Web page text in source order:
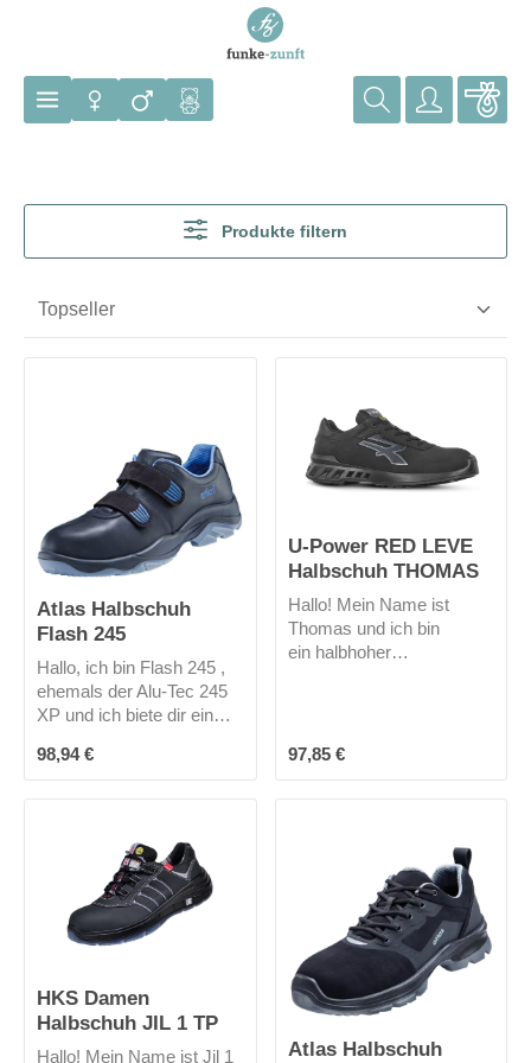
Produkte filtern
Atlas Halbschuh
Flash 245
Hallo, ich bin Flash 245 ,
ehemals der Alu-Tec 245
XP und ich biete dir ein
durch mein neues 3D
Dämpfungssystem,
ermüdungsfreies Laufen
bewirkt.Hierfür sorgt das
perfekte Zusammenspiel
aus einer
druckentlastenden
leichten und
reaktionsfreudigen MPU
Sohlentechnologie. Von
Regulärer Preis:
98,94 €
U-Power RED LEVE
Halbschuh THOMAS
Hallo! Mein Name ist
Thomas und ich bin
ein halbhoher
Schutzstandard S3 SRC
eine ultraleichte Sohle aus
Generation, abriebfest, öla
bweisend, rutschfest und
antistatisch.
Regulärer Preis:
97,85 €
HKS Damen
Halbschuh JIL 1 TP
Hallo! Mein Name ist Jil 1
Atlas Halbschuh